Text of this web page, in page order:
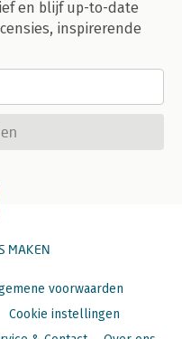
en blijf up-to-date
inspirerende
MAKEN
voorwaarden
Cookie instellingen